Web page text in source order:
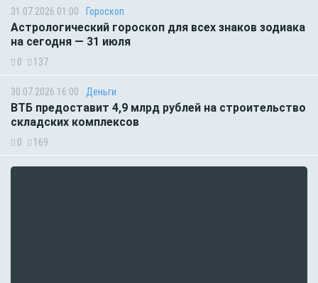
31.07.2026 01:00 Гороскоп
Астрологический гороскоп для всех знаков зодиака
на сегодня — 31 июля
0 137
30.07.2026 16:00 Деньги
ВТБ предоставит 4,9 млрд рублей на строительство
складских комплексов
0 169